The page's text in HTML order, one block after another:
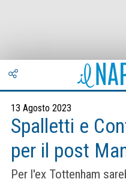
13 Agosto 2023
Spalletti e
per il post
Per l'ex Tottenham